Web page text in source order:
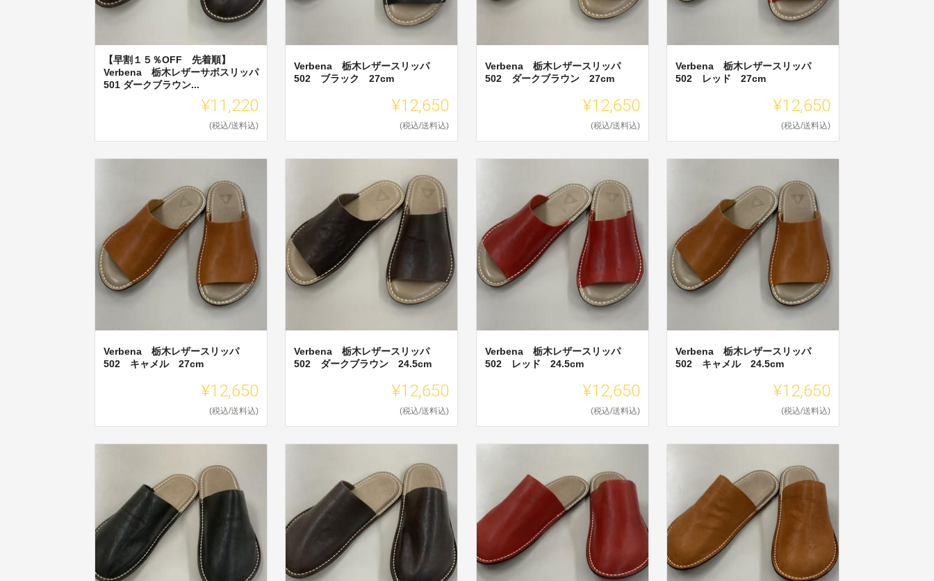
【早割１５％OFF 先着順】
Verbena 栃木レザーサボスリッパ
501 ダークブラウン...
¥11,220
(税込/送料込)
Verbena 栃木レザースリッパ
502 ブラック 27cm
¥12,650
(税込/送料込)
Verbena 栃木レザースリッパ
502 ダークブラウン 27cm
¥12,650
(税込/送料込)
Verbena 栃木レザースリッパ
502 レッド 27cm
¥12,650
(税込/送料込)
Verbena 栃木レザースリッパ
502 キャメル 27cm
¥12,650
(税込/送料込)
Verbena 栃木レザースリッパ
502 ダークブラウン 24.5cm
¥12,650
(税込/送料込)
Verbena 栃木レザースリッパ
502 レッド 24.5cm
¥12,650
(税込/送料込)
Verbena 栃木レザースリッパ
502 キャメル 24.5cm
¥12,650
(税込/送料込)